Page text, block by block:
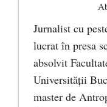
Jurnalist cu
lucrat în presa
absolvit
Universității
master de